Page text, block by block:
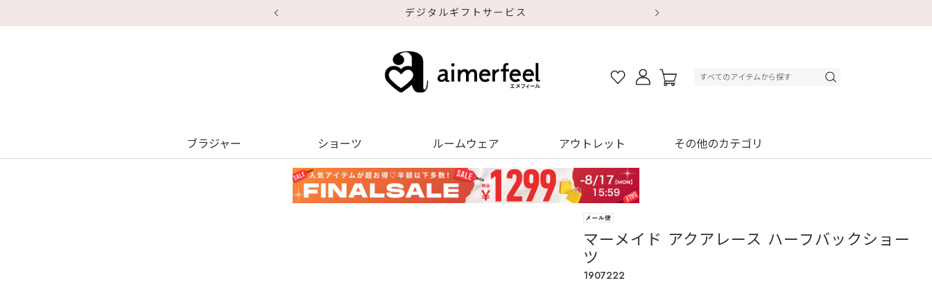
デジタルギフトサービス
ブラジャー ショーツ ルームウェア アウトレット その他のカテゴリ
マーメイド アクアレース ハーフバックショー
ツ
1907222